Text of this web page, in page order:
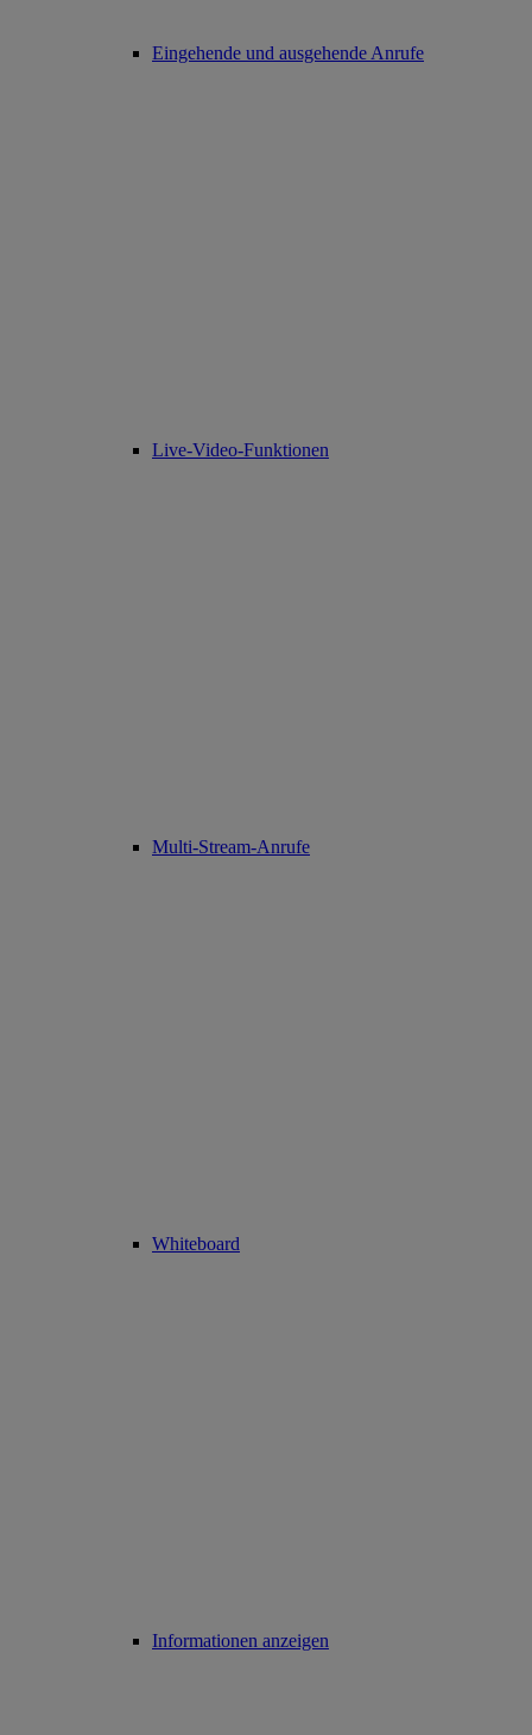
Eingehende und ausgehende Anrufe
Live-Video-Funktionen
Multi-Stream-Anrufe
Whiteboard
Informationen anzeigen